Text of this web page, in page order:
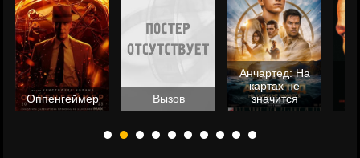
Оппенгеймер Вызов
Анчартед: На
картах не
значится